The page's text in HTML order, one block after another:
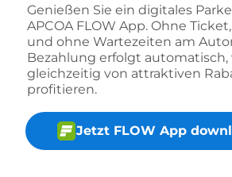
Genießen Sie ein digitales
APCOA FLOW App. Ohne
und ohne Wartezeiten am
Bezahlung erfolgt automatisch,
gleichzeitig von attraktiven
profitieren.
Jetzt FLOW App